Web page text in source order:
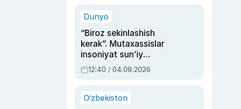
Dunyo
“Biroz sekinlashish
kerak”. Mutaxassislar
insoniyat sun’iy
intellektni boshqara
olmay qolishidan xavotir
12:40 / 04.08.2026
O‘zbekiston